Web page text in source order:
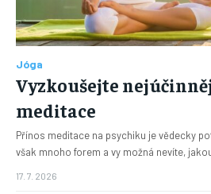
Jóga
Vyzkoušejte
meditace
Přínos meditace na psychiku je vědecky
však mnoho forem a vy možná nevíte,
17. 7. 2026